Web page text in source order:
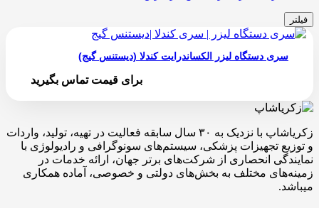
فیلتر
سری دستگاه لیزر الکساندرایت کندلا (دیستنس گیج)
برای قیمت تماس بگیرید
زکریاشاپ با نزدیک به ۳۰ سال سابقه فعالیت در تهیه، تولید، واردات
و توزیع تجهیزات پزشکی، سیستم‌های سونوگرافی و رادیولوژی با
نمایندگی انحصاری از شرکت‌های برتر جهان، ارائه خدمات در
زمینه‌های مختلف به بخش‌های دولتی و خصوصی، آماده همکاری
میباشد.